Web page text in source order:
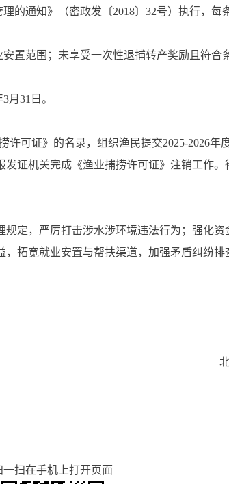
的通知》（密政发〔2018〕32号）执行，每
置范围；未享受一次性退捕转产奖励且符合
月31日。
许可证》的名录，组织渔民提交2025-2026年
证机关完成《渔业捕捞许可证》注销工作
定，严厉打击涉水涉环境违法行为；强化
拓宽就业安置与帮扶渠道，加强矛盾纠纷
一扫在手机上打开页面